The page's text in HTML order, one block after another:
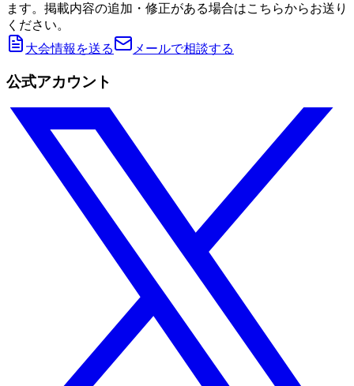
ます。掲載内容の追加・修正がある場合はこちらからお送り
ください。
大会情報を送る
メールで相談する
公式アカウント